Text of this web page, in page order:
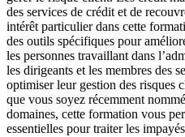
des services de crédit et de
intérêt particulier dans cette
des outils spécifiques pour
les personnes travaillant dans
les dirigeants et les membres des
optimiser leur gestion des risques
que vous soyez récemment
domaines, cette formation vous
essentielles pour traiter les